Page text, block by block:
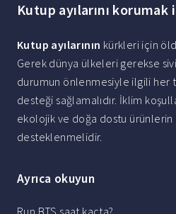
Kutup ayılarını korumak
Kutup ayılarının kürkleri için
Gerek dünya ülkeleri gerekse
durumun önlenmesiyle ilgili her
desteği sağlamalıdır. İklim
ekolojik ve doğa dostu
desteklenmelidir.
Ayrıca okuyun
Run BTS saat kaçta?